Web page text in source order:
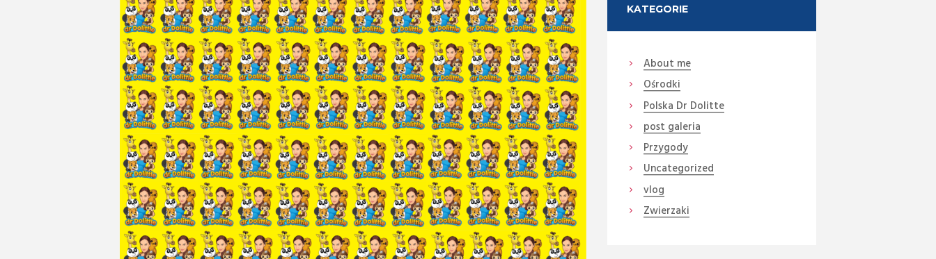
KATEGORIE
About me
Ośrodki
Polska Dr Dolitte
post galeria
Przygody
Uncategorized
vlog
Zwierzaki